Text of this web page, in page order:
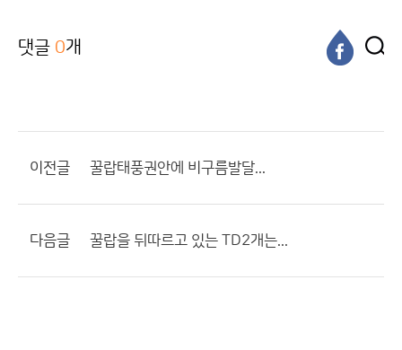
댓글 0개
이전글 꿀랍태풍권안에 비구름발달...
다음글 꿀랍을 뒤따르고 있는 TD2개는...